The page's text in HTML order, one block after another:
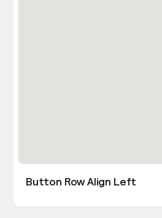
Button Row Align Left